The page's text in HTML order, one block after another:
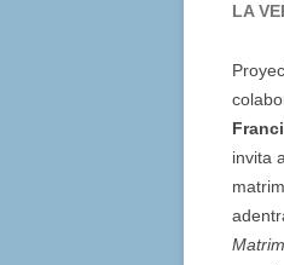
LA
invita